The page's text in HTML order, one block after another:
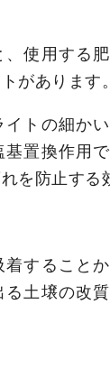
、使用する
があります。
イトの細か
置換作用
を防止する
着すること
土壌の改